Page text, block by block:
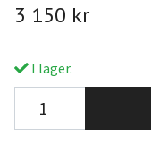
3 150 kr
I lager.